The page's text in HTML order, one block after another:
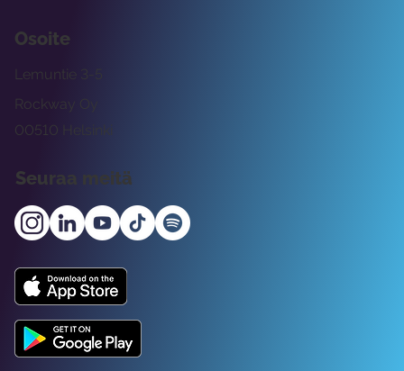
Osoite
Rockway Oy
Lemuntie 3-5
00510 Helsinki
Seuraa meitä